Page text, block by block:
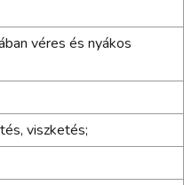
véres és nyákos
viszketés;